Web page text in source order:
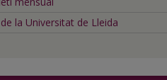
de la Universitat de Lleida